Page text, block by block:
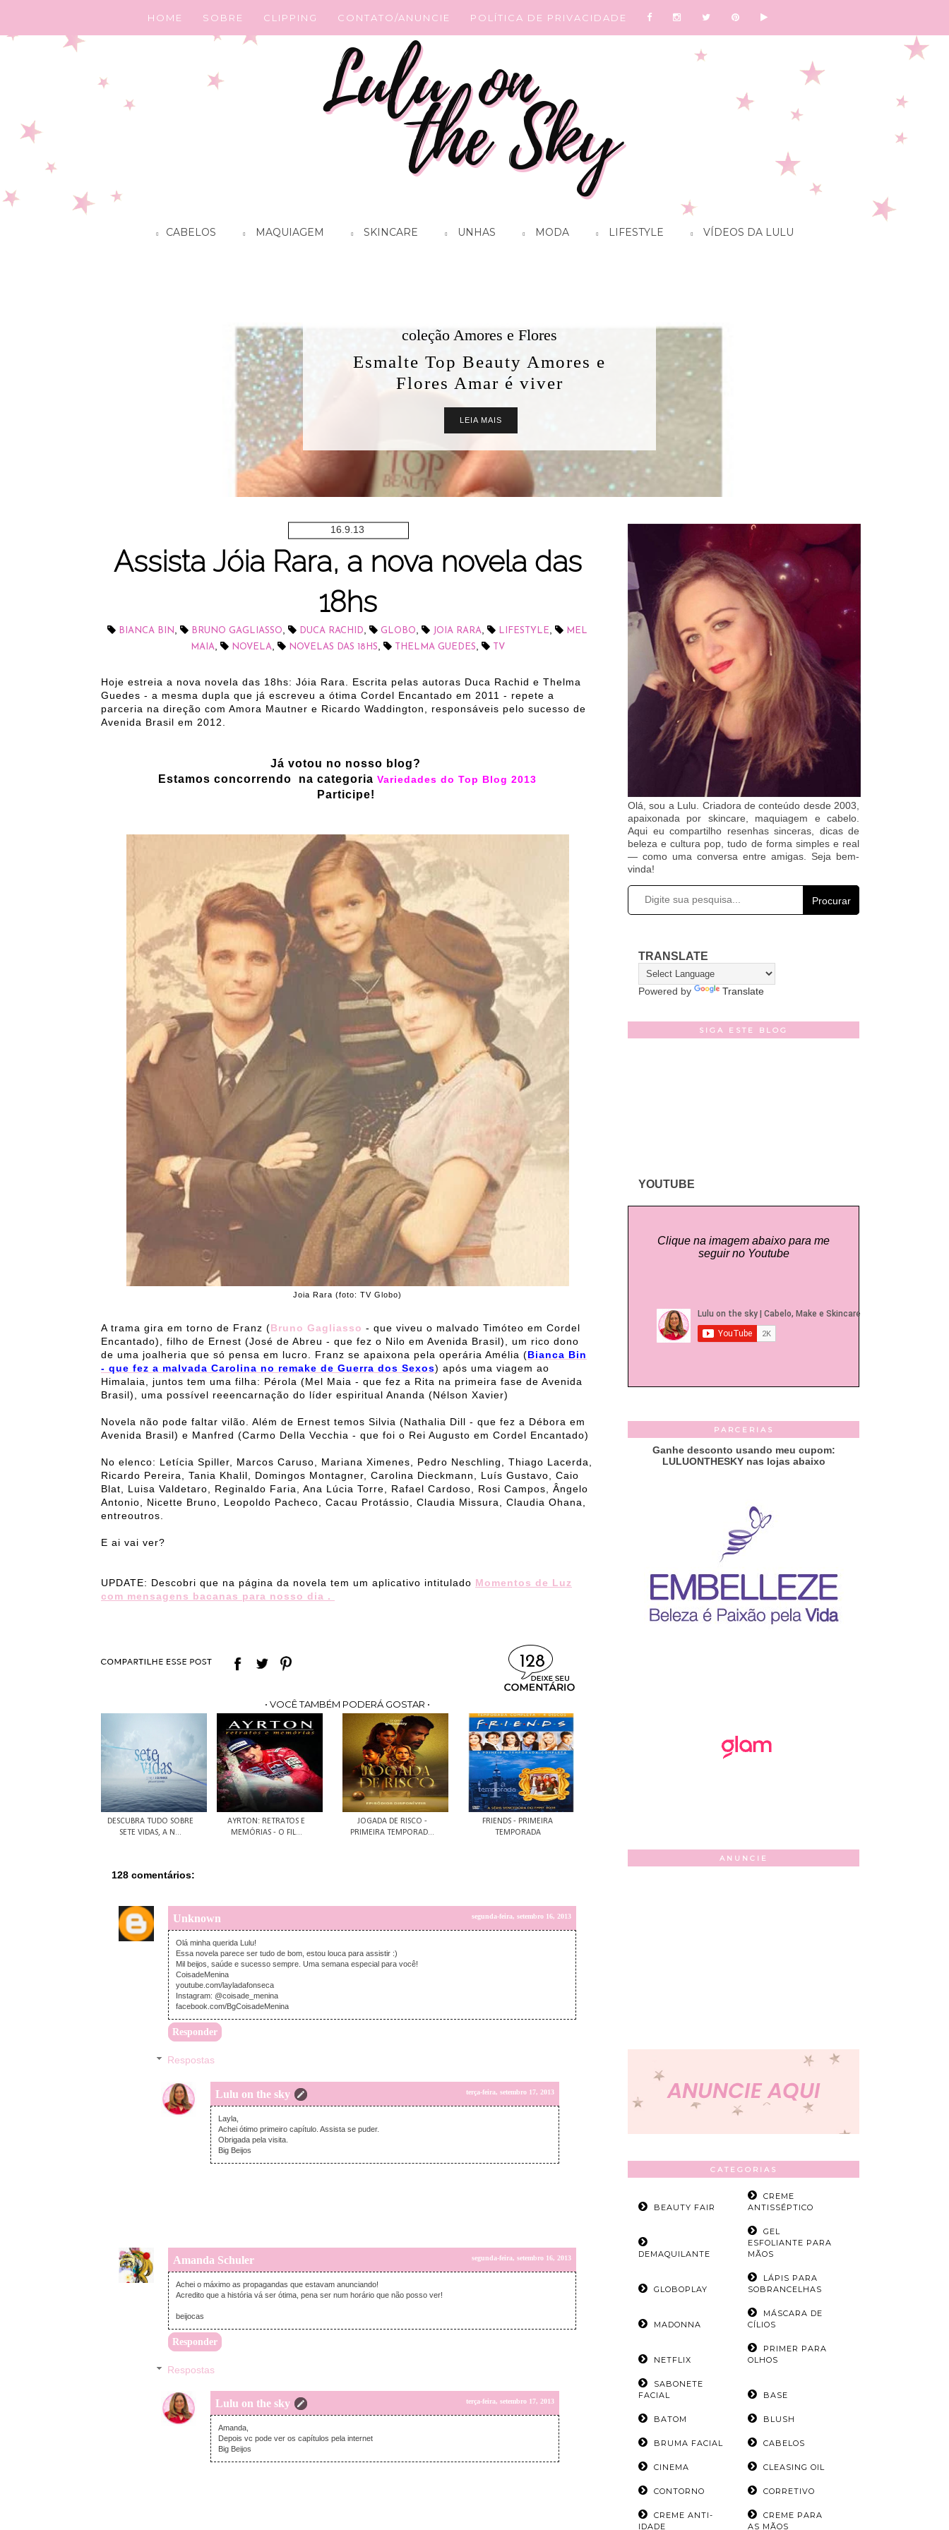
HOME SOBRE CLIPPING CONTATO/ANUNCIE POLÍTICA DE PRIVACIDADE
CABELOS MAQUIAGEM SKINCARE UNHAS MODA LIFESTYLE VÍDEOS DA LULU
coleção Amores e Flores
Esmalte Top Beauty Amores e
Flores Amar é viver
LEIA MAIS
16.9.13
Assista Jóia Rara, a nova novela das
18hs
BIANCA BIN BRUNO GAGLIASSO DUCA RACHID GLOBO JOIA RARA LIFESTYLE
MEL
MAIA
NOVELA NOVELAS DAS 18HS THELMA GUEDES TV
Hoje estreia a nova novela das 18hs: Jóia Rara. Escrita pelas autoras Duca Rachid e Thelma
Guedes - a mesma dupla que já escreveu a ótima Cordel Encantado em 2011 - repete a
parceria na direção com Amora Mautner e Ricardo Waddington, responsáveis pelo sucesso de
Avenida Brasil em 2012.
Já votou no nosso blog?
Estamos concorrendo na categoria Variedades do Top Blog 2013
Participe!
Joia Rara (foto: TV Globo)
A trama gira em torno de Franz (Bruno Gagliasso - que viveu o malvado Timóteo em Cordel
Encantado), filho de Ernest (José de Abreu - que fez o Nilo em Avenida Brasil), um rico dono
de uma joalheria que só pensa em lucro. Franz se apaixona pela operária Amélia (Bianca Bin
- que fez a malvada Carolina no remake de Guerra dos Sexos) após uma viagem ao
Himalaia, juntos tem uma filha: Pérola (Mel Maia - que fez a Rita na primeira fase de Avenida
Brasil), uma possível reeencarnação do líder espiritual Ananda (Nélson Xavier)
Novela não pode faltar vilão. Além de Ernest temos Silvia (Nathalia Dill - que fez a Débora em
Avenida Brasil) e Manfred (Carmo Della Vecchia - que foi o Rei Augusto em Cordel Encantado)
No elenco: Letícia Spiller, Marcos Caruso, Mariana Ximenes, Pedro Neschling, Thiago Lacerda,
Ricardo Pereira, Tania Khalil, Domingos Montagner, Carolina Dieckmann, Luís Gustavo, Caio
Blat, Luisa Valdetaro, Reginaldo Faria, Ana Lúcia Torre, Rafael Cardoso, Rosi Campos, Ângelo
Antonio, Nicette Bruno, Leopoldo Pacheco, Cacau Protássio, Claudia Missura, Claudia Ohana,
entreoutros.
E ai vai ver?
UPDATE: Descobri que na página da novela tem um aplicativo intitulado Momentos de Luz
com mensagens bacanas para nosso dia .
128
• VOCÊ TAMBÉM PODERÁ GOSTAR •
DESCUBRA TUDO SOBRE
SETE VIDAS, A N...
AYRTON: RETRATOS E
MEMÓRIAS - O FIL...
JOGADA DE RISCO -
PRIMEIRA TEMPORAD...
FRIENDS - PRIMEIRA
TEMPORADA
128 comentários:
Unknown segunda-feira, setembro 16, 2013
Olá minha querida Lulu!
Essa novela parece ser tudo de bom, estou louca para assistir :)
Mil beijos, saúde e sucesso sempre. Uma semana especial para você!
CoisadeMenina
youtube.com/layladafonseca
Instagram: @coisade_menina
facebook.com/BgCoisadeMenina
Responder
Respostas
Lulu on the sky terça-feira, setembro 17, 2013
Layla,
Achei ótimo primeiro capítulo. Assista se puder.
Obrigada pela visita.
Big Beijos
Amanda Schuler segunda-feira, setembro 16, 2013
Achei o máximo as propagandas que estavam anunciando!
Acredito que a história vá ser ótima, pena ser num horário que não posso ver!
beijocas
Responder
Respostas
Lulu on the sky terça-feira, setembro 17, 2013
Amanda,
Depois vc pode ver os capítulos pela internet
Big Beijos
Olá, sou a Lulu. Criadora de conteúdo desde 2003,
apaixonada por skincare, maquiagem e cabelo.
Aqui eu compartilho resenhas sinceras, dicas de
beleza e cultura pop, tudo de forma simples e real
— como uma conversa entre amigas. Seja bem-
vinda!
Procurar
TRANSLATE
Powered by Translate
SIGA ESTE BLOG
YOUTUBE
Clique na imagem abaixo para me
seguir no Youtube
PARCERIAS
Ganhe desconto usando meu cupom:
LULUONTHESKY nas lojas abaixo
ANUNCIE
CATEGORIAS
BEAUTY FAIR
CREME
ANTISSÉPTICO
DEMAQUILANTE
GEL
ESFOLIANTE PARA
MÃOS
GLOBOPLAY
LÁPIS PARA
SOBRANCELHAS
MADONNA
MÁSCARA DE
CÍLIOS
NETFLIX
PRIMER PARA
OLHOS
SABONETE
FACIAL
BASE
BATOM BLUSH
BRUMA FACIAL CABELOS
CINEMA CLEASING OIL
CONTORNO CORRETIVO
CREME ANTI-
IDADE
CREME PARA
AS MÃOS